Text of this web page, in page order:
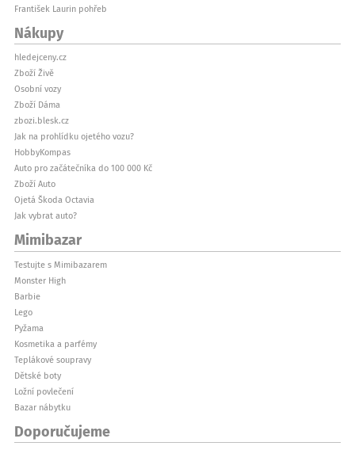
František Laurin pohřeb
Nákupy
hledejceny.cz
Zboží Živě
Osobní vozy
Zboží Dáma
zbozi.blesk.cz
Jak na prohlídku ojetého vozu?
HobbyKompas
Auto pro začátečníka do 100 000 Kč
Zboží Auto
Ojetá Škoda Octavia
Jak vybrat auto?
Mimibazar
Testujte s Mimibazarem
Monster High
Barbie
Lego
Pyžama
Kosmetika a parfémy
Teplákové soupravy
Dětské boty
Ložní povlečení
Bazar nábytku
Doporučujeme